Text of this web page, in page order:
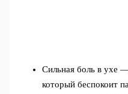
Сильная боль в ухе
который беспокоит